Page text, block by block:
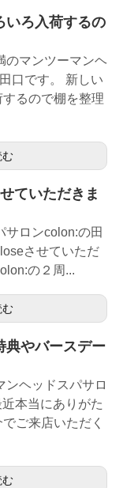
いろ入荷するの
のマンツーマンヘ
口です。 新しい
るので棚を整理
む
ていただきま
サロンcolon:の田
させていただ
の２周...
む
典やバースデー
ンヘッドスパサロ
本当にありがた
ご来店いただく
む